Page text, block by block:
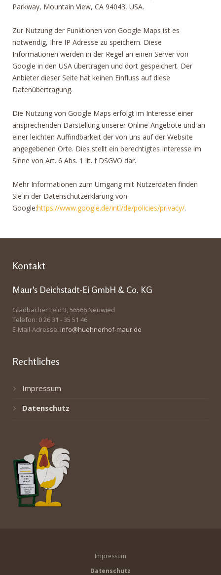
Parkway, Mountain View, CA 94043, USA.
Zur Nutzung der Funktionen von Google Maps ist es
notwendig, Ihre IP Adresse zu speichern. Diese
Informationen werden in der Regel an einen Server von
Google in den USA übertragen und dort gespeichert. Der
Anbieter dieser Seite hat keinen Einfluss auf diese
Datenübertragung.
Die Nutzung von Google Maps erfolgt im Interesse einer
ansprechenden Darstellung unserer Online-Angebote und an
einer leichten Auffindbarkeit der von uns auf der Website
angegebenen Orte. Dies stellt ein berechtigtes Interesse im
Sinne von Art. 6 Abs. 1 lit. f DSGVO dar.
Mehr Informationen zum Umgang mit Nutzerdaten finden
Sie in der Datenschutzerklärung von
Google:https://www.google.de/intl/de/policies/privacy/.
Kontakt
Maur's Deichstadt-Ei GmbH & Co. KG
Gladbacher Feld 3, 56566 Neuwied
Telefon: 0 26 31 - 35 51 46
E-Mail-Adresse: info@huehnerhof-maur.de
Rechtliches
Impressum
Datenschutz
Impressum
Datenschutz